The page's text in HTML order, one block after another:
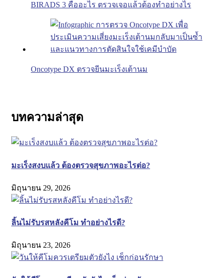
BIRADS 3 คืออะไร ตรวจเจอแล้วต้องทำอย่างไร
Oncotype DX ตรวจยีนมะเร็งเต้านม
บทความล่าสุด
มะเร็งสงบแล้ว ต้องตรวจสุขภาพอะไรต่อ?
มิถุนายน 29, 2026
ลิ้นไม่รับรสหลังคีโม ทำอย่างไรดี?
มิถุนายน 23, 2026